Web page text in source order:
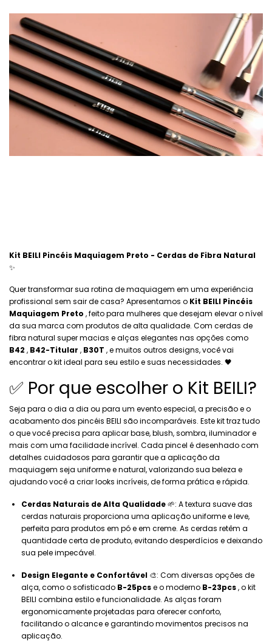
Kit BEILI Pincéis Maquiagem Preto - Cerdas de Fibra Natural
✨
Quer transformar sua rotina de maquiagem em uma experiência
profissional sem sair de casa? Apresentamos o Kit BEILI Pincéis
Maquiagem Preto , feito para mulheres que desejam elevar o nível
da sua marca com produtos de alta qualidade. Com cerdas de
fibra natural super macias e alças elegantes nas opções como
B42 , B42-Titular , B30T , e muitos outros designs, você vai
encontrar o kit ideal para seu estilo e suas necessidades. 🖤
✅ Por que escolher o Kit BEILI?
Seja para o dia a dia ou para um evento especial, a precisão e o
acabamento dos pincéis BEILI são incomparáveis. Este kit traz tudo
o que você precisa para aplicar base, blush, sombra, iluminador e
mais com uma facilidade incrível. Cada pincel é desenhado com
detalhes cuidadosos para garantir que a aplicação da
maquiagem seja uniforme e natural, valorizando sua beleza e
ajudando você a criar looks incríveis, de forma prática e rápida.
Cerdas Naturais de Alta Qualidade🌱: A textura suave das
cerdas naturais proporciona uma aplicação uniforme e leve,
perfeita para produtos em pó e em creme. As cerdas retêm a
quantidade certa de produto, evitando desperdícios e deixando
sua pele impecável.
Design Elegante e Confortável 🎨: Com diversas opções de
alça, como o sofisticado B-25pcse o moderno B-23pcs, o kit
BEILI combina estilo e funcionalidade. As alças foram
ergonomicamente projetadas para oferecer conforto,
facilitando o alcance e garantindo movimentos precisos na
aplicação.